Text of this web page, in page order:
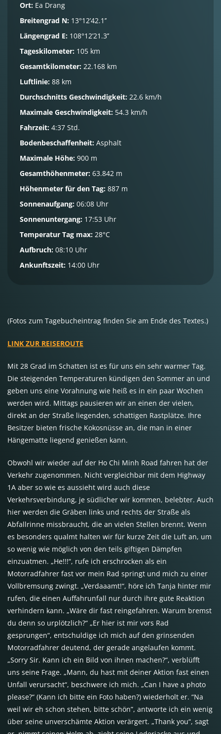
Ort: Ea Drang
Breitengrad N: 13°12’42.1’’
Längengrad E: 108°12’21.3’’
Tageskilometer: 105 km
Gesamtkilometer: 22.168 km
Luftlinie: 88 km
Durchschnitts Geschwindigkeit: 22.6 km/h
Maximale Geschwindigkeit: 54.3 km/h
Fahrzeit: 4:37 Std.
Bodenbeschaffenheit: Asphalt
Maximale Höhe: 900 m
Gesamthöhenmeter: 63.842 m
Höhenmeter für den Tag: 887 m
Sonnenaufgang: 06:08 Uhr
Sonnenuntergang: 17:53 Uhr
Temperatur Tag max: 28°C
Aufbruch: 08:10 Uhr
Ankunftszeit: 14:00 Uhr
(Fotos zum Tagebucheintrag finden Sie am Ende des Textes.)
LINK ZUR REISEROUTE
Mit 28 Grad im Schatten ist es für uns ein sehr warmer Tag.
Die steigenden Temperaturen kündigen den Sommer an und
geben uns eine Vorahnung wie heiß es in ein paar Wochen
werden wird. Mittags pausieren wir an einen der vielen,
direkt an der Straße liegenden, schattigen Rastplätze. Ihre
Besitzer bieten frische Kokosnüsse an, die man in einer
Hängematte liegend genießen kann.
Obwohl wir wieder auf der Ho Chi Minh Road fahren hat der
Verkehr zugenommen. Nicht vergleichbar mit dem Highway
1A aber so wie es aussieht wird auch diese
Verkehrsverbindung, je südlicher wir kommen, belebter. Auch
hier werden die Gräben links und rechts der Straße als
Abfallrinne missbraucht, die an vielen Stellen brennt. Wenn
es besonders qualmt halten wir für kurze Zeit die Luft an, um
so wenig wie möglich von den teils giftigen Dämpfen
einzuatmen. „He!!!“, rufe ich erschrocken als ein
Motorradfahrer fast vor mein Rad springt und mich zu einer
Vollbremsung zwingt. „Verdaaamt!“, höre ich Tanja hinter mir
rufen, die einen Auffahrunfall nur durch ihre gute Reaktion
verhindern kann. „Wäre dir fast reingefahren. Warum bremst
du denn so urplötzlich?“ „Er hier ist mir vors Rad
gesprungen“, entschuldige ich mich auf den grinsenden
Motorradfahrer deutend, der gerade angelaufen kommt.
„Sorry Sir. Kann ich ein Bild von ihnen machen?“, verblüfft
uns seine Frage. „Mann, du hast mit deiner Aktion fast einen
Unfall verursacht“, beschwere ich mich. „Can I have a photo
please?“ (Kann ich bitte ein Foto haben?) wiederholt er. “Na
weil wir eh schon stehen, bitte schön”, antworte ich ein wenig
über seine unverschämte Aktion verärgert. „Thank you“, sagt